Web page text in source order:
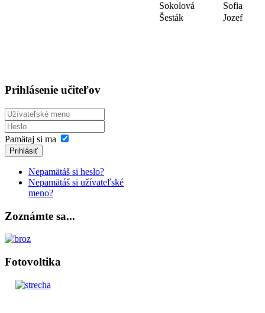
Sokolová
Sofia
Šesták
Jozef
Prihlásenie učiteľov
Pamätaj si ma
Prihlásiť
Nepamätáš si heslo?
Nepamätáš si užívateľské
meno?
Zoznámte sa...
Fotovoltika